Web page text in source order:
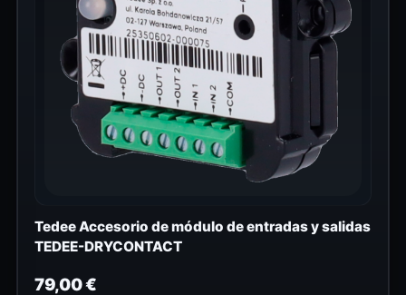
Tedee Accesorio de módulo de entradas y salidas
TEDEE-DRYCONTACT
79,00€